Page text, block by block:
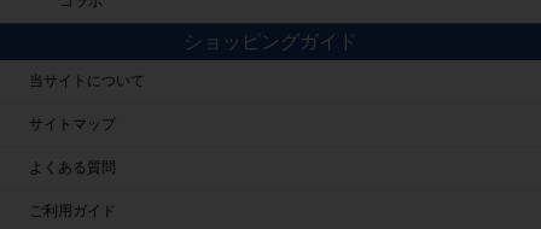
ショッピングガイド
当サイトについて
サイトマップ
よくある質問
ご利用ガイド